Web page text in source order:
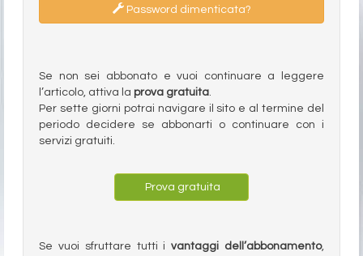
Password dimenticata?
Se non sei abbonato e vuoi continuare a leggere
l’articolo, attiva la prova gratuita.
Per sette giorni potrai navigare il sito e al termine del
periodo decidere se abbonarti o continuare con i
servizi gratuiti.
Prova gratuita
Se vuoi sfruttare tutti ivantaggi dell’abbonamento,